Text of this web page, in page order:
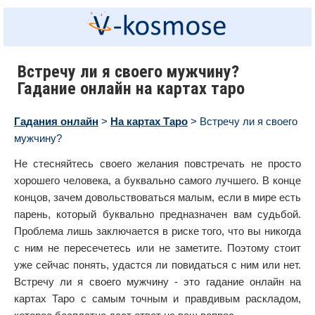
Встречу ли я своего мужчину?
Гадание онлайн на картах таро
Гадания онлайн > На картах Таро > Встречу ли я своего
мужчину?
Не стесняйтесь своего желания повстречать не просто
хорошего человека, а буквально самого лучшего. В конце
концов, зачем довольствоваться малым, если в мире есть
парень, который буквально предназначен вам судьбой.
Проблема лишь заключается в риске того, что вы никогда
с ним не пересечетесь или не заметите. Поэтому стоит
уже сейчас понять, удастся ли повидаться с ним или нет.
Встречу ли я своего мужчину - это гадание онлайн на
картах Таро с самым точным и правдивым раскладом,